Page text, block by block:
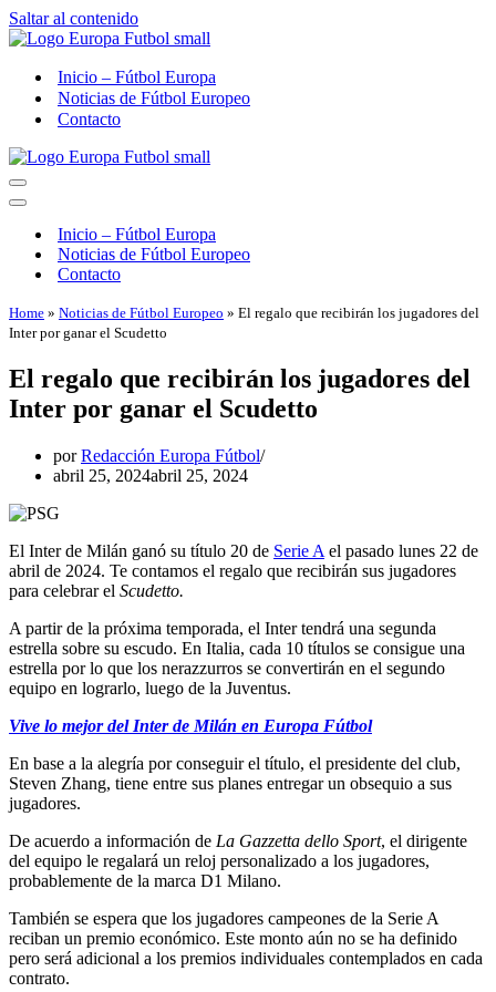
Saltar al contenido
Inicio – Fútbol Europa
Noticias de Fútbol Europeo
Contacto
Menú
de
Menú
navegaciónInicio – Fútbol Europa
Noticias de Fútbol Europeo
Contacto
Home » Noticias de Fútbol Europeo » El regalo que recibirán los jugadores del
Inter por ganar el Scudetto
El regalo que recibirán los jugadores del
Inter por ganar el Scudetto
porRedacción Europa Fútbol
abril 25, 2024abril 25, 2024
El Inter de Milán ganó su título 20 de Serie A el pasado lunes 22 de
abril de 2024. Te contamos el regalo que recibirán sus jugadores
para celebrar el Scudetto.
A partir de la próxima temporada, el Inter tendrá una segunda
estrella sobre su escudo. En Italia, cada 10 títulos se consigue una
estrella por lo que los nerazzurros se convertirán en el segundo
equipo en lograrlo, luego de la Juventus.
Vive lo mejor del Inter de Milán en Europa Fútbol
En base a la alegría por conseguir el título, el presidente del club,
Steven Zhang, tiene entre sus planes entregar un obsequio a sus
jugadores.
De acuerdo a información de La Gazzetta dello Sport, el dirigente
del equipo le regalará un reloj personalizado a los jugadores,
probablemente de la marca D1 Milano.
También se espera que los jugadores campeones de la Serie A
reciban un premio económico. Este monto aún no se ha definido
pero será adicional a los premios individuales contemplados en cada
contrato.